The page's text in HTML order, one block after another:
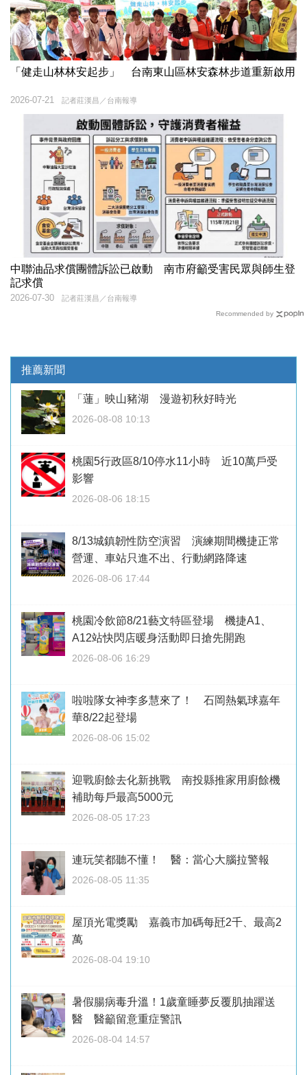
「健走山林林安起步」 台南東山區林安森林步道重新啟用
記者莊漢昌／台南報導
2026-07-21
中聯油品求償團體訴訟已啟動 南市府籲受害民眾與師生登
記求償
記者莊漢昌／台南報導
2026-07-30
Recommended by
推薦新聞
「蓮」映山豬湖 漫遊初秋好時光
2026-08-08 10:13
桃園5行政區8/10停水11小時 近10萬戶受
影響
2026-08-06 18:15
8/13城鎮韌性防空演習 演練期間機捷正常
營運、車站只進不出、行動網路降速
2026-08-06 17:44
桃園冷飲節8/21藝文特區登場 機捷A1、
A12站快閃店暖身活動即日搶先開跑
2026-08-06 16:29
啦啦隊女神李多慧來了！ 石岡熱氣球嘉年
華8/22起登場
2026-08-06 15:02
迎戰廚餘去化新挑戰 南投縣推家用廚餘機
補助每戶最高5000元
2026-08-05 17:23
連玩笑都聽不懂！ 醫：當心大腦拉警報
2026-08-05 11:35
屋頂光電獎勵 嘉義市加碼每瓩2千、最高2
萬
2026-08-04 19:10
暑假腸病毒升溫！1歲童睡夢反覆肌抽躍送
醫 醫籲留意重症警訊
2026-08-04 14:57